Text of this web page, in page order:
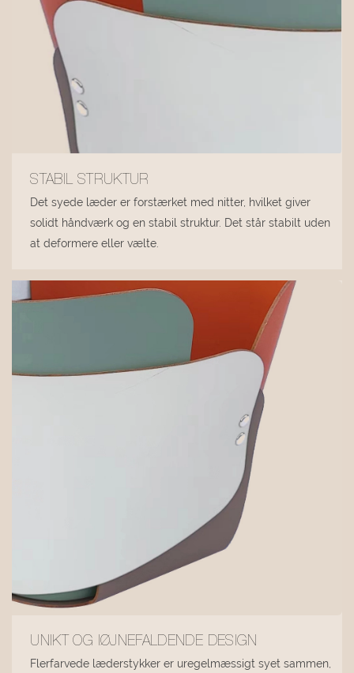
STABIL STRUKTUR
Det syede læder er forstærket med nitter, hvilket giver
solidt håndværk og en stabil struktur. Det står stabilt uden
at deformere eller vælte.
UNIKT OG IØJNEFALDENDE DESIGN
Flerfarvede læderstykker er uregelmæssigt syet sammen,